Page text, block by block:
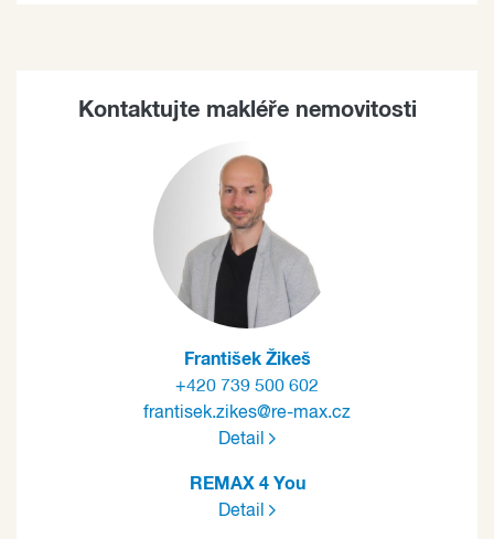
Kontaktujte makléře nemovitosti
František Žikeš
+420 739 500 602
frantisek.zikes@re-max.cz
Detail
REMAX 4 You
Detail